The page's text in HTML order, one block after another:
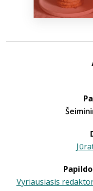
Vyriausiasis